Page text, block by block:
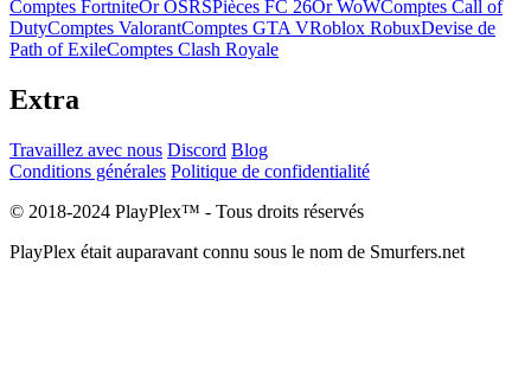
Comptes FortniteOr OSRSPièces FC 26Or WoWComptes Call of
DutyComptes ValorantComptes GTA VRoblox RobuxDevise de
Path of ExileComptes Clash Royale
Extra
Travaillez avec nous Discord Blog
Conditions générales Politique de confidentialité
© 2018-2024 PlayPlex™ - Tous droits réservés
PlayPlex était auparavant connu sous le nom de Smurfers.net